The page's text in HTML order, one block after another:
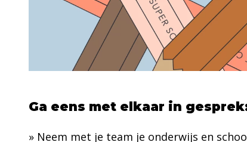
Ga eens met elkaar in
» Neem met je team je onderwijs en